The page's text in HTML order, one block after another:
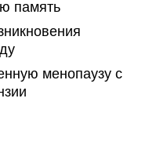
память
менопаузу с